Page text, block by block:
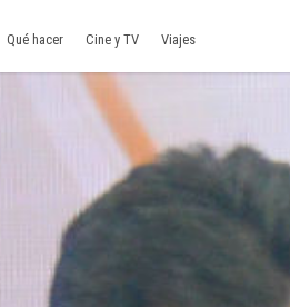
Qué hacer Cine y TV Viajes